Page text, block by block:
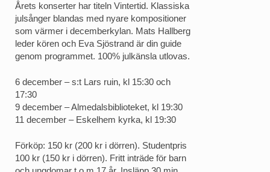
Årets konserter har titeln Vintertid. Klassiska
julsånger blandas med nyare kompositioner
som värmer i decemberkylan. Mats Hallberg
leder kören och Eva Sjöstrand är din guide
genom programmet. 100% julkänsla utlovas.
6 december – s:t Lars ruin, kl 15:30 och
17:30
9 december – Almedalsbiblioteket, kl 19:30
11 december – Eskelhem kyrka, kl 19:30
Förköp: 150 kr (200 kr i dörren). Studentpris
100 kr (150 kr i dörren). Fritt inträde för barn